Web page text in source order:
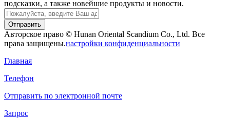
подсказки, а также новейшие продукты и новости.
Отправить
Авторское право © Hunan Oriental Scandium Co., Ltd. Все
права защищены.настройки конфиденциальности
Главная
Телефон
Отправить по электронной почте
Запрос